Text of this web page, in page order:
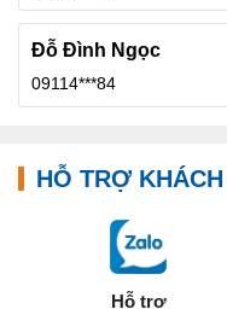
Đỗ Đình Ngọc
09114***84
HỖ TRỢ
Hỗ trợ